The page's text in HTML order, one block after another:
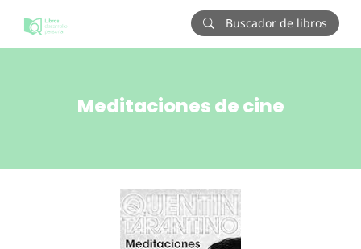
Buscador de libros
Meditaciones de cine